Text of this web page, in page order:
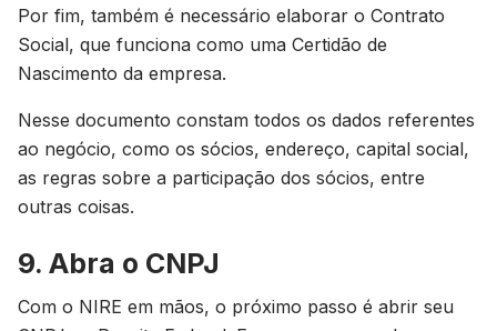
Por fim, também é necessário elaborar o Contrato
Social, que funciona como uma Certidão de
Nascimento da empresa.
Nesse documento constam todos os dados referentes
ao negócio, como os sócios, endereço, capital social,
as regras sobre a participação dos sócios, entre
outras coisas.
9. Abra o CNPJ
Com o NIRE em mãos, o próximo passo é abrir seu